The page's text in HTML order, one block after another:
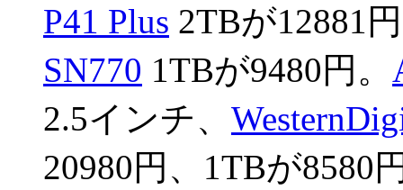
P41 Plus 2TBが12881
SN770 1TBが9480円。
2.5インチ、
20980円、1TBが8580